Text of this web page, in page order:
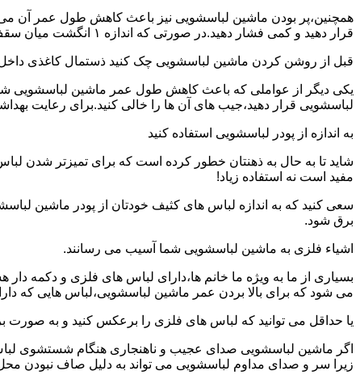
همچنین،پر بودن ماشین لباسشویی نیز باعث کاهش طول عمر آن می
قرار دهید و کمی فشار دهید.در صورتی که اندازه ۱ انگشت میان سقف ماشین لباسشویی و لباس ها وجود داشت،دیگر نباید ماشین لباسشویی را پر کنید.
قبل از روشن کردن ماشین لباسشویی چک کنید ذستمال کاغذی
یکی دیگر از عواملی که باعث کاهش طول عمر ماشین لباسشویی
لباسشویی قرار دهید،جیب های آن ها را خالی کنید.برای رعایت
به اندازه از پودر لباسشویی استفاده کنید
شاید تا به حال به ذهنتان خطور کرده است که برای تمیزتر شدن
مفید است نه استفاده زیاد!
سعی کنید که به اندازه لباس های کثیف خودتان از پودر ماشین
برق شود.
اشیاء فلزی به ماشین لباسشویی شما آسیب می رسانند.
بسیاری از ما به ویژه ما خانم ها،دارای لباس های فلزی و دکمه
می شود که برای بالا بردن عمر ماشین لباسشویی،لباس هایی که
یا حداقل می توانید که لباس های فلزی را برعکس کنید و به
اگر ماشین لباسشویی صدای عجیب و ناهنجاری هنگام شستشوی
زیرا سر و صدای مداوم لباسشویی می تواند به دلیل صاف نبودن